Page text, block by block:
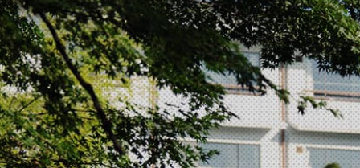
Translate
Select Language▼
翻訳について